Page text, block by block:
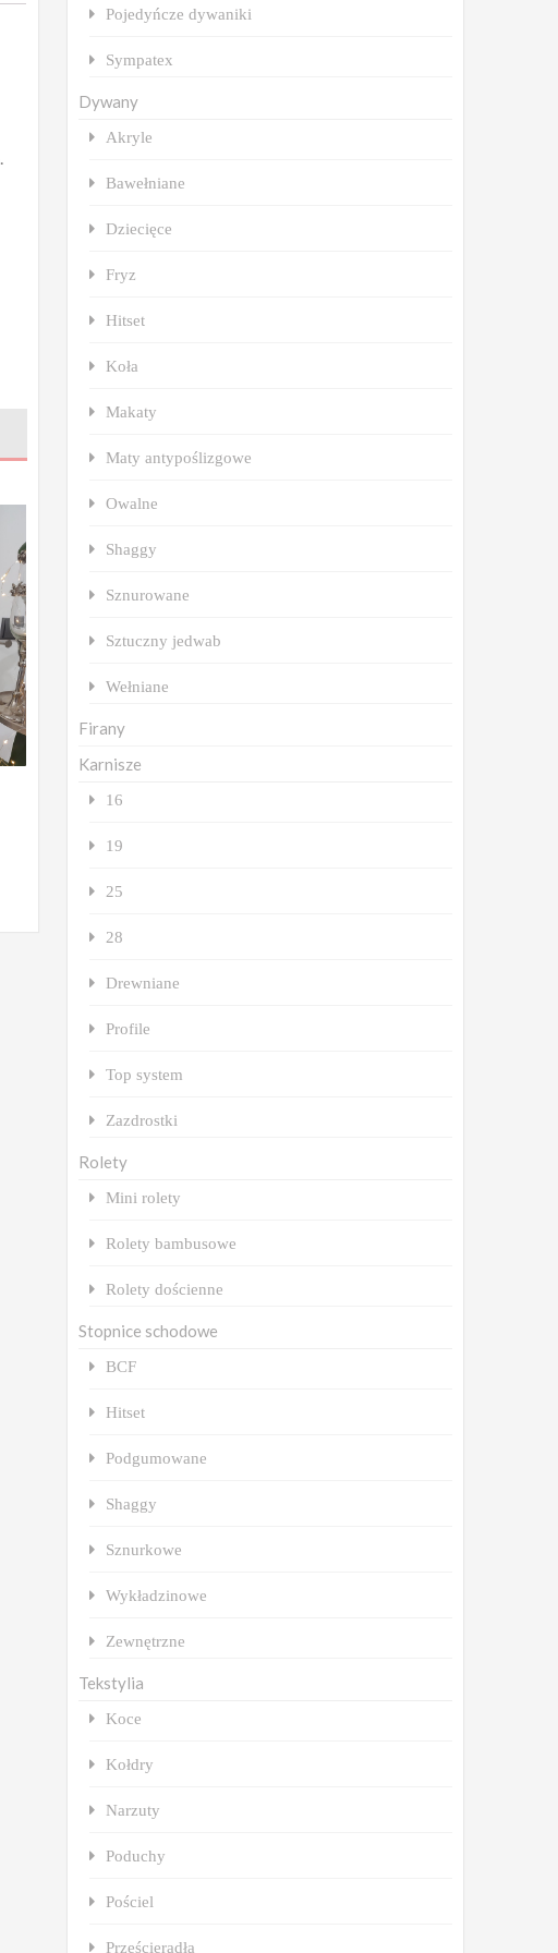
Pojedyńcze dywaniki
Sympatex
Dywany
Akryle
Bawełniane
Dziecięce
Fryz
Hitset
Koła
Makaty
Maty antypoślizgowe
Owalne
Shaggy
Sznurowane
Sztuczny jedwab
Wełniane
Firany
Karnisze
16
19
25
28
Drewniane
Profile
Top system
Zazdrostki
Rolety
Mini rolety
Rolety bambusowe
Rolety dościenne
Stopnice schodowe
BCF
Hitset
Podgumowane
Shaggy
Sznurkowe
Wykładzinowe
Zewnętrzne
Tekstylia
Koce
Kołdry
Narzuty
Poduchy
Pościel
Prześcieradła